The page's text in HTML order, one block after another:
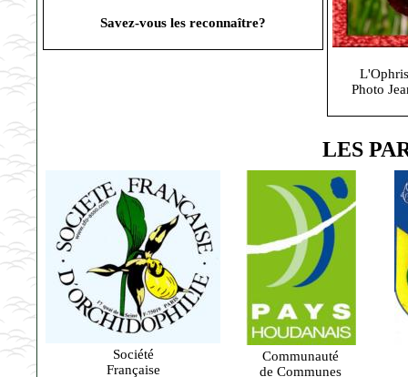
Savez-vous les reconnaître?
Photo
LES
Société
Française
Communauté
de Communes